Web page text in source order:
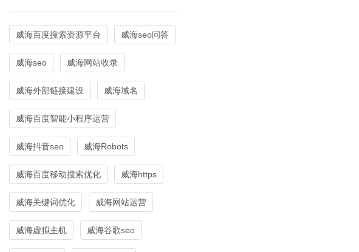
威海百度搜索资源平台 威海seo问答
威海seo 威海网站收录
威海外部链接建设 威海域名
威海百度智能小程序运营
威海抖音seo 威海Robots
威海百度移动搜索优化 威海https
威海关键词优化 威海网站运营
威海虚拟主机 威海谷歌seo